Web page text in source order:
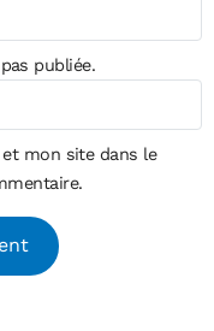
publiée.
mon site dans le